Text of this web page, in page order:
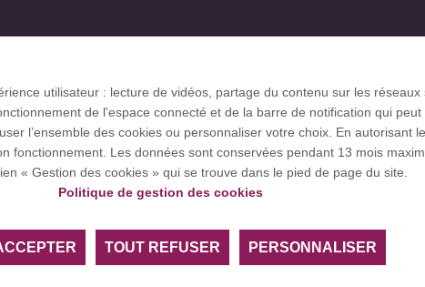
EUGLOH et est membre des réseaux européens et
utilisateur : lecture de vidéos, partage du contenu sur les
de l'espace connecté et de la barre de notification qui
l’ensemble des cookies ou personnaliser votre choix. En autorisant
fonctionnement. Les données sont conservées pendant 13 mois
« Gestion des cookies » qui se trouve dans le pied de page du site.
Politique de gestion des cookies
TOUT REFUSER PERSONNALISER